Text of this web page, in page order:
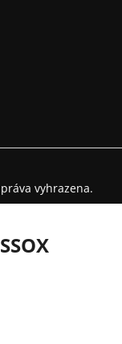
vyhrazena.